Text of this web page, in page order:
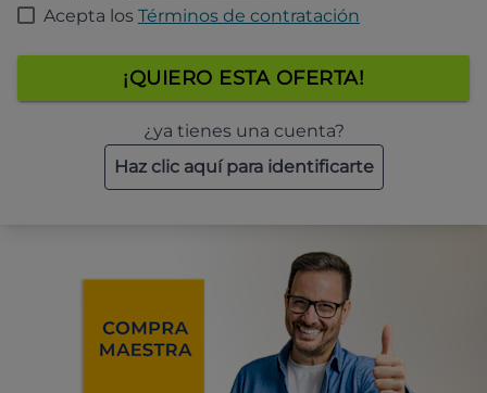
Acepta los Términos de contratación
¡QUIERO ESTA OFERTA!
¿ya tienes una cuenta?
Haz clic aquí para identificarte